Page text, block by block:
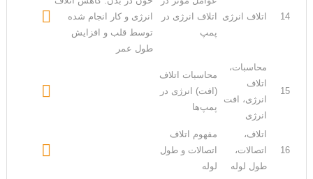
14 اتلاف انرژی
اتلاف انرژی در
پمپ
انرژی و کار انجام شده
توسط قلب و افزایش
طول عمر

15
محاسبات،
اتلاف
انرژی، افت
انرژی
محاسبات اتلاف
(افت) انرژی در
پمپ‌ها

16
اتلاف،
اتصالات،
طول لوله
مفهوم اتلاف
اتصالات و طول
لوله
